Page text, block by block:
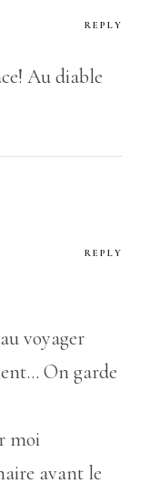
REPLY
Au diable
REPLY
voyager
On garde
moi
avant le